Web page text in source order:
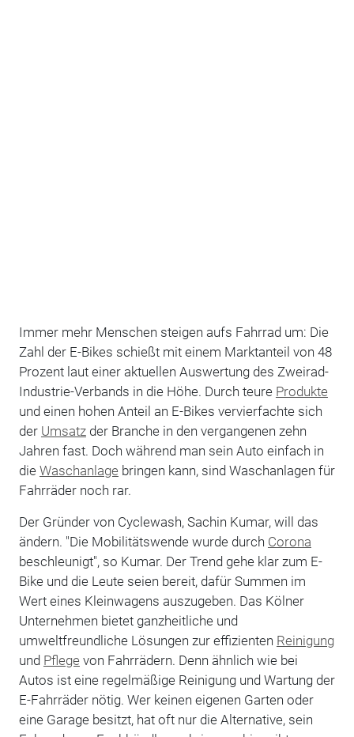
Immer mehr Menschen steigen aufs Fahrrad um: Die
Zahl der E-Bikes schießt mit einem Marktanteil von 48
Prozent laut einer aktuellen Auswertung des Zweirad-
Industrie-Verbands in die Höhe. Durch teure Produkte
und einen hohen Anteil an E-Bikes vervierfachte sich
der Umsatzder Branche in den vergangenen zehn
Jahren fast. Doch während man sein Auto einfach in
die Waschanlage bringen kann, sind Waschanlagen für
Fahrräder noch rar.
Der Gründer von Cyclewash, Sachin Kumar, will das
ändern. "Die Mobilitätswende wurde durch Corona
beschleunigt", so Kumar. Der Trend gehe klar zum E-
Bike und die Leute seien bereit, dafür Summen im
Wert eines Kleinwagens auszugeben. Das Kölner
Unternehmen bietet ganzheitliche und
umweltfreundliche Lösungen zur effizienten Reinigung
und Pflege von Fahrrädern. Denn ähnlich wie bei
Autos ist eine regelmäßige Reinigung und Wartung der
E-Fahrräder nötig. Wer keinen eigenen Garten oder
eine Garage besitzt, hat oft nur die Alternative, sein